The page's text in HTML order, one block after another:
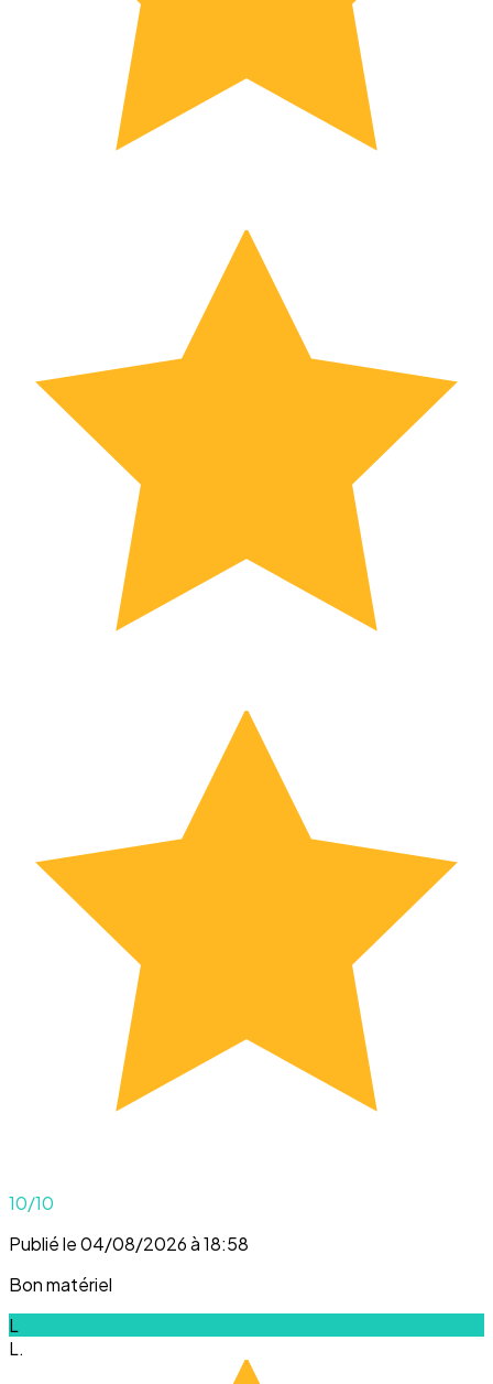
10/10
Publié le 04/08/2026 à 18:58
Bon matériel
L
L.